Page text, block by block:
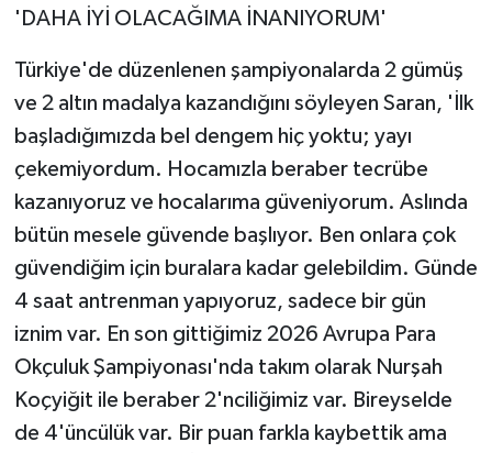
'DAHA İYİ OLACAĞIMA İNANIYORUM'
Türkiye'de düzenlenen şampiyonalarda 2 gümüş
ve 2 altın madalya kazandığını söyleyen Saran, 'İlk
başladığımızda bel dengem hiç yoktu; yayı
çekemiyordum. Hocamızla beraber tecrübe
kazanıyoruz ve hocalarıma güveniyorum. Aslında
bütün mesele güvende başlıyor. Ben onlara çok
güvendiğim için buralara kadar gelebildim. Günde
4 saat antrenman yapıyoruz, sadece bir gün
iznim var. En son gittiğimiz 2026 Avrupa Para
Okçuluk Şampiyonası'nda takım olarak Nurşah
Koçyiğit ile beraber 2'nciliğimiz var. Bireyselde
de 4'üncülük var. Bir puan farkla kaybettik ama